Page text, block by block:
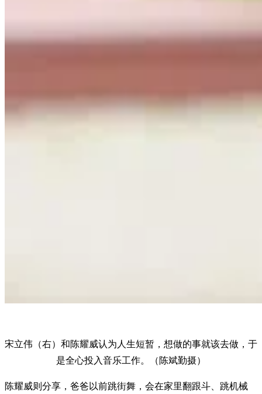
宋立伟（右）和陈耀威认为人生短暂，想做的事就该去做，于
是全心投入音乐工作。（陈斌勤摄）
陈耀威则分享，爸爸以前跳街舞，会在家里翻跟斗、跳机械